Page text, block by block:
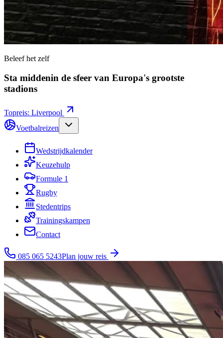
Beleef het zelf
Sta middenin de sfeer van Europa's grootste
stadions
Topreis: Liverpool
Voetbalreizen
Wedstrijdkalender
Keuzehulp
Formule 1
Rugby
Stedentrips
Trainingskampen
Contact
085 065 5243Plan jouw reis